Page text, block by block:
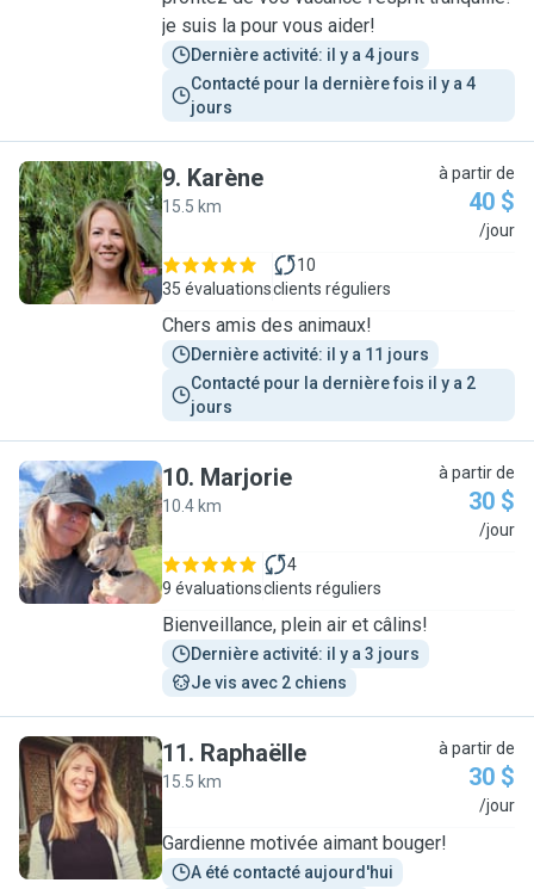
je suis la pour vous aider!
Dernière activité: il y a 4 jours
Contacté pour la dernière fois il y a 4
jours
K
9. Karène
15.5 km
à partir de
40 $
/jour
35 évaluations
10
clients réguliers
Chers amis des animaux!
Dernière activité: il y a 11 jours
Contacté pour la dernière fois il y a 2
jours
M
10. Marjorie
10.4 km
à partir de
30 $
/jour
9 évaluations
4
clients réguliers
Bienveillance, plein air et câlins!
Dernière activité: il y a 3 jours
Je vis avec 2 chiens
R
11. Raphaëlle
15.5 km
à partir de
30 $
/jour
Gardienne motivée aimant bouger!
A été contacté aujourd'hui